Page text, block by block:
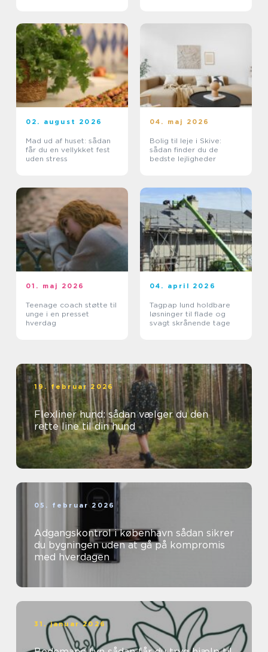
02. august 2026
Mad ud af huset: sådan
får du en vellykket fest
uden stress
04. maj 2026
Bolig til leje i Skive:
sådan finder du de
bedste lejligheder
01. maj 2026
Teenage coach støtte til
unge i en presset
hverdag
04. april 2026
Tagpap lund holdbare
løsninger til flade og
svagt skrånende tage
19. februar 2026
Flexliner hund: sådan vælger du den
rette line til din hund
05. februar 2026
Adgangskontrol i københavn sådan sikrer
du bygningen uden at gå på kompromis
med hverdagen
31. januar 2026